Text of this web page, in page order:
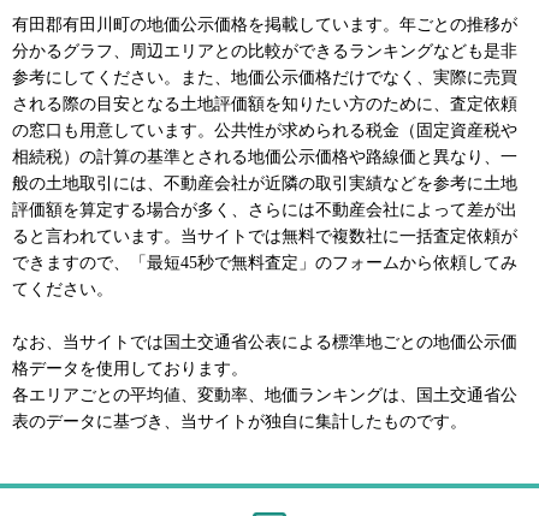
有田郡有田川町の地価公示価格を掲載しています。年ごとの推移が
分かるグラフ、周辺エリアとの比較ができるランキングなども是非
参考にしてください。また、地価公示価格だけでなく、実際に売買
される際の目安となる土地評価額を知りたい方のために、査定依頼
の窓口も用意しています。公共性が求められる税金（固定資産税や
相続税）の計算の基準とされる地価公示価格や路線価と異なり、一
般の土地取引には、不動産会社が近隣の取引実績などを参考に土地
評価額を算定する場合が多く、さらには不動産会社によって差が出
ると言われています。当サイトでは無料で複数社に一括査定依頼が
できますので、「最短45秒で無料査定」のフォームから依頼してみ
てください。
なお、当サイトでは国土交通省公表による標準地ごとの地価公示価
格データを使用しております。
各エリアごとの平均値、変動率、地価ランキングは、国土交通省公
表のデータに基づき、当サイトが独自に集計したものです。